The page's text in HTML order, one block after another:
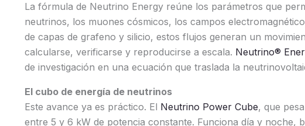
La fórmula de Neutrino Energy reúne los parámetros que
neutrinos, los muones cósmicos, los campos
de capas de grafeno y silicio, estos flujos generan un
calcularse, verificarse y reproducirse a escala. Neutrino®
de investigación en una ecuación que traslada la
El cubo de energía de neutrinos
Este avance ya es práctico. El Neutrino Power Cube, que
entre 5 y 6 kW de potencia constante. Funciona día y noche,